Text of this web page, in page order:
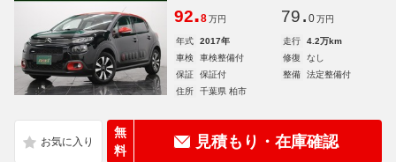
92.8 万円 79. 0 万円
年式 2017年 走行
4.2万km
車検
車検整備付 修復
なし
保証
保証付 整備
法定整備付
住所
千葉県 柏市
無
料
見積もり・在庫確認